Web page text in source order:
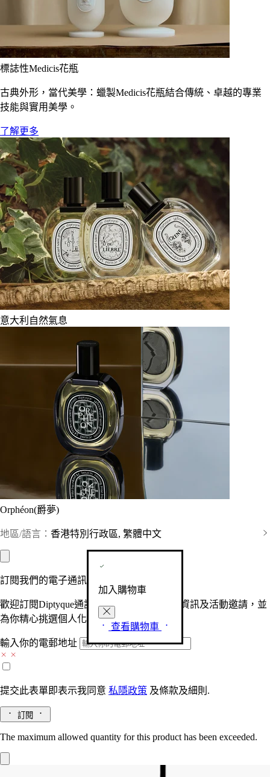
標誌性Medicis花瓶
古典外形，當代美學：蠟製Medicis花瓶結合傳統、卓越的專業
技能與實用美學。
了解更多
意大利自然氣息
Orphéon(爵夢)
地區/語言： 香港特別行政區, 繁體中文
加入購物車
查看購物車
訂閱我們的電子通訊
歡迎訂閱Diptyque通訊，接收品牌最新產品資訊及活動邀請，並
為你精心挑選個人化的驚喜及禮物。
輸入你的電郵地址
提交此表單即表示我同意 私隱政策 及條款及細則.
訂閱
The maximum allowed quantity for this product has been exceeded.